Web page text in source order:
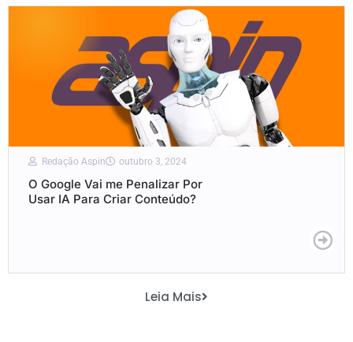
Redação Aspin outubro 3, 2024
O Google Vai me Penalizar Por
Usar IA Para Criar Conteúdo?
Leia Mais